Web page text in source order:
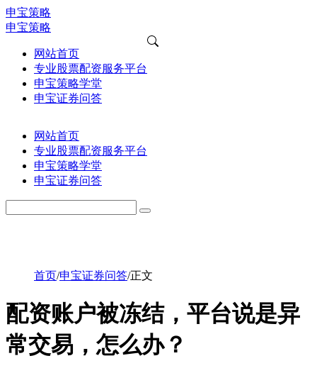
申宝策略
申宝策略
网站首页
专业股票配资服务平台
申宝策略学堂
申宝证券问答
网站首页
专业股票配资服务平台
申宝策略学堂
申宝证券问答
首页/申宝证券问答/正文
配资账户被冻结，平台说是异
常交易，怎么办？